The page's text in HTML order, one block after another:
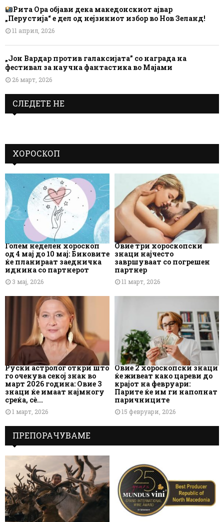
Рита Ора објави дека македонскиот ајвар
„Перустија“ е дел од нејзиниот избор во Нов Зеланд!
11 април, 2026
„Јон Вардар против галаксијата” со награда на
фестивал за научна фантастика во Мајами
26 март, 2026
СЛЕДЕТЕ НЕ
ХОРОСКОП
Голем неделен хороскоп
од 4 мај до 10 мај: Биковите
ќе планираат заедничка
иднина со партнерот
3 мај, 2026
Овие три хороскопски
знаци најчесто
завршуваат со погрешен
партнер
11 март, 2026
Руски астролог откри што
го очекува секој знак во
март 2026 година: Овие 3
знаци ќе имаат најмногу
среќа, сè...
1 март, 2026
Овие 2 хороскопски знаци
ќе живеат како цареви до
крајот на февруари:
Парите ќе им ги наполнат
паричниците
15 февруари, 2026
ПРЕПОРАЧУВАМЕ